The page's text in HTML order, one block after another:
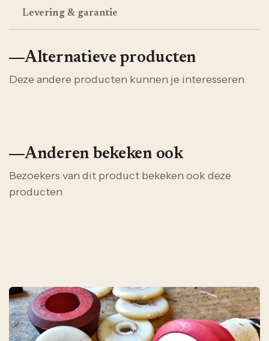
Levering & garantie
Alternatieve producten
Deze andere producten kunnen je interesseren
Anderen bekeken ook
Bezoekers van dit product bekeken ook deze
producten